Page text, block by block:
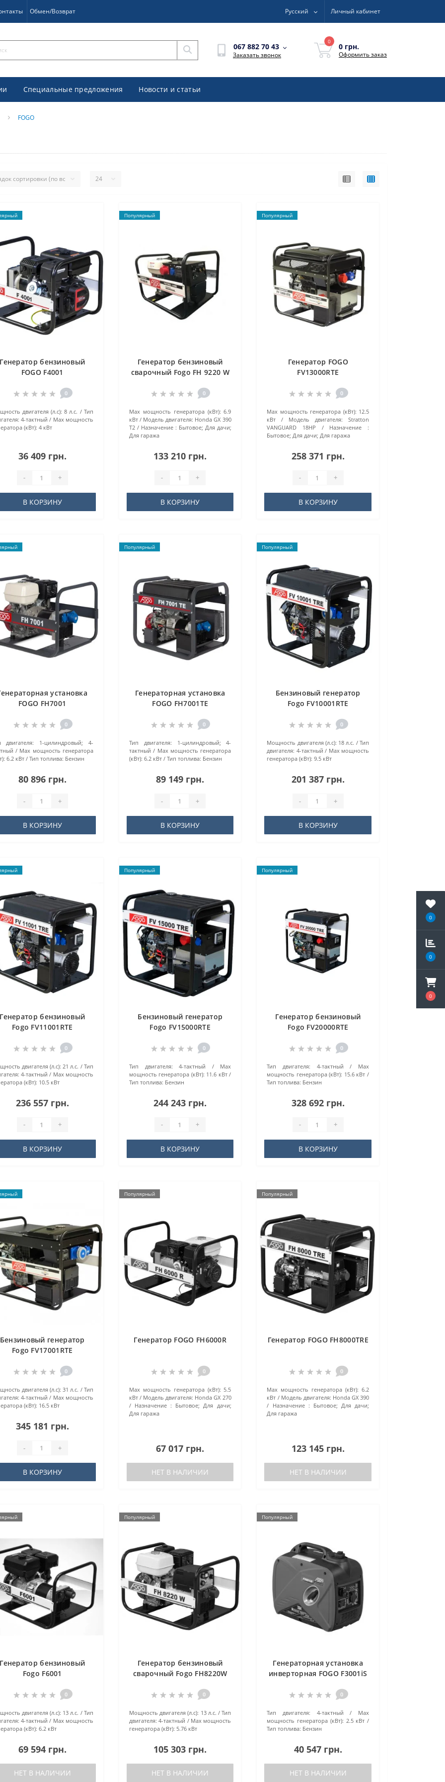
0
0
0
Обмен/Возврат Русский Личный кабинет
067 882 70 43
Заказать звонок
0
0 грн.
Оформить заказ
Специальные предложения Новости и статьи
FOGO
Генератор бензиновый
FOGO F4001
0
двигателя (л.с): 8 л.с.
Тип
4-тактный
Маx мощность
(кВт): 4 кВт
36 409 грн.
- +
В КОРЗИНУ
Популярный
Генератор бензиновый
сварочный Fogo FH 9220 W
0
Маx мощность генератора (кВт): 6.9
кВт
Модель двигателя: Honda GX 390
T2
Назначение : Бытовое; Для дачи;
Для гаража
133 210 грн.
- +
В КОРЗИНУ
Популярный
Генератор FOGO
FV13000RTE
0
Маx мощность генератора (кВт): 12.5
кВт
Модель двигателя:
Stratton
VANGUARD 18HP
Назначение :
Бытовое; Для дачи; Для гаража
258 371 грн.
- +
В КОРЗИНУ
установка
FOGO FH7001
0
двигателя:
1-цилиндровый; 4-
Маx мощность генератора
6.2 кВт Тип топлива: Бензин
80 896 грн.
- +
В КОРЗИНУ
Популярный
Генераторная установка
FOGO FH7001TE
0
Тип двигателя:
1-цилиндровый; 4-
тактный
Маx мощность генератора
(кВт): 6.2 кВт Тип топлива: Бензин
89 149 грн.
- +
В КОРЗИНУ
Популярный
Бензиновый генератор
Fogo FV10001RTE
0
Мощность двигателя (л.с): 18 л.с.
Тип
двигателя: 4-тактный
Маx мощность
генератора (кВт): 9.5 кВт
201 387 грн.
- +
В КОРЗИНУ
Генератор бензиновый
Fogo FV11001RTE
0
двигателя (л.с): 21 л.с.
Тип
4-тактный
Маx мощность
(кВт): 10.5 кВт
236 557 грн.
- +
В КОРЗИНУ
Популярный
Бензиновый генератор
Fogo FV15000RTE
0
Тип двигателя: 4-тактный
Маx
мощность генератора (кВт): 11.6 кВт
Тип топлива: Бензин
244 243 грн.
- +
В КОРЗИНУ
Популярный
Генератор бензиновый
Fogo FV20000RTE
0
Тип двигателя: 4-тактный
Маx
мощность генератора (кВт): 15.6 кВт
Тип топлива: Бензин
328 692 грн.
- +
В КОРЗИНУ
Бензиновый генератор
Fogo FV17001RTE
0
двигателя (л.с): 31 л.с.
Тип
4-тактный
Маx мощность
(кВт): 16.5 кВт
345 181 грн.
- +
В КОРЗИНУ
Популярный
Генератор FOGO FH6000R
0
Маx мощность генератора (кВт): 5.5
кВт
Модель двигателя: Honda GX 270
Назначение : Бытовое; Для дачи;
Для гаража
67 017 грн.
НЕТ В НАЛИЧИИ
Популярный
Генератор FOGO FH8000TRE
0
Маx мощность генератора (кВт): 6.2
кВт
Модель двигателя: Honda GX 390
Назначение : Бытовое; Для дачи;
Для гаража
123 145 грн.
НЕТ В НАЛИЧИИ
Генератор бензиновый
Fogo F6001
0
двигателя (л.с): 13 л.с.
Тип
4-тактный
Маx мощность
(кВт): 6.2 кВт
69 594 грн.
НЕТ В НАЛИЧИИ
Популярный
Генератор бензиновый
сварочный Fogo FH8220W
0
Мощность двигателя (л.с): 13 л.с.
Тип
двигателя: 4-тактный
Маx мощность
генератора (кВт): 5.76 кВт
105 303 грн.
НЕТ В НАЛИЧИИ
Популярный
Генераторная установка
инверторная FOGO F3001iS
0
Тип двигателя: 4-тактный
Маx
мощность генератора (кВт): 2.5 кВт
Тип топлива: Бензин
40 547 грн.
НЕТ В НАЛИЧИИ